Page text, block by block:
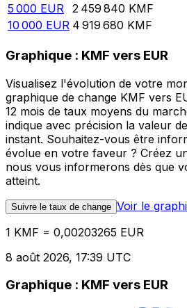
5 000 EUR 2 459 840 KMF
10 000 EUR 4 919 680 KMF
Graphique : KMF vers EUR
Visualisez l'évolution de votre
graphique de change KMF vers
12 mois de taux moyens du
indique avec précision la valeur
instant. Souhaitez-vous être
évolue en votre faveur ? Créez
nous vous informerons dès que
atteint.
Suivre le taux de change Voir le
1 KMF = 0,00203265 EUR
8 août 2026, 17:39 UTC
Graphique : KMF vers EUR